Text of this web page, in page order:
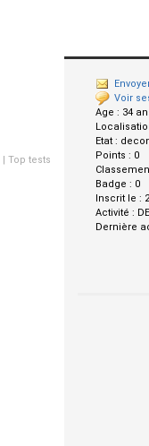
Voir
Age : 34
Etat :
Points : 0
Badge : 0
Inscrit le :
Activité :
Dernière
| Top tests